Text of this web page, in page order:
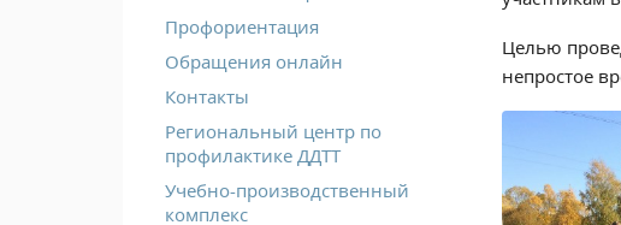
Профориентация
Обращения онлайн
Контакты
Региональный центр по
профилактике ДДТТ
Учебно-производственный
комплекс
Целью
непростое